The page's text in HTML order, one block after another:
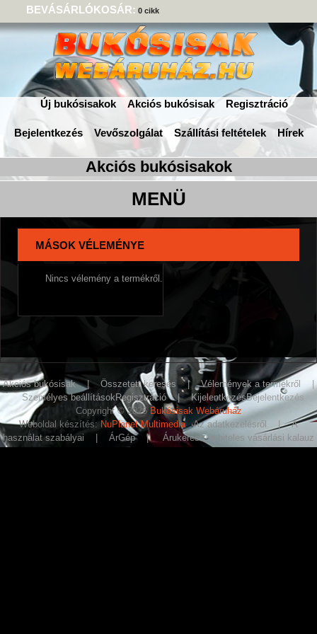
BEVÁSÁRLÓKOSÁR: 0 cikk
Új bukósisakok Akciós bukósisak Regisztráció
Bejelentkezés Vevőszolgálat Szállítási feltételek Hírek
MÁSOK VÉLEMÉNYE
Nincs vélemény a termékről.
Akciós bukósisak| Összetett keresés |Vélemények a termékről
|
Személyes beállításokRegisztráció|KijelentkezésBejelentkezés
Copyright © 2026 Bukósisak Webáruház
Weboldal készítés: NuPlanet Multimedia Az adatkezelésről |A
használat szabályai
ÁrGép| Árukereso, a hiteles vásárlási kalauz